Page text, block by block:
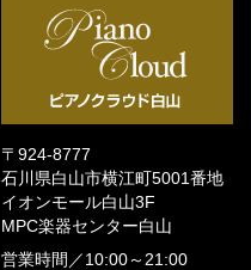
〒924-8777
石川県白山市横江町5001番地
イオンモール白山3F
MPC楽器センター白山
営業時間／ 10:00～21:00